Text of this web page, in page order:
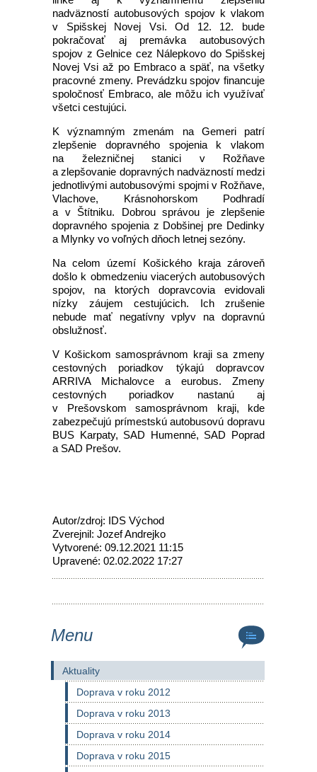
nadväzností autobusových spojov k vlakom
v Spišskej Novej Vsi. Od 12. 12. bude
pokračovať aj premávka autobusových
spojov z Gelnice cez Nálepkovo do Spišskej
Novej Vsi až po Embraco a späť, na všetky
pracovné zmeny. Prevádzku spojov financuje
spoločnosť Embraco, ale môžu ich využívať
všetci cestujúci.
K významným zmenám na Gemeri patrí
zlepšenie dopravného spojenia k vlakom
na železničnej stanici v Rožňave
a zlepšovanie dopravných nadväzností medzi
jednotlivými autobusovými spojmi v Rožňave,
Vlachove, Krásnohorskom Podhradí
a v Štítniku. Dobrou správou je zlepšenie
dopravného spojenia z Dobšinej pre Dedinky
a Mlynky vo voľných dňoch letnej sezóny.
Na celom území Košického kraja zároveň
došlo k obmedzeniu viacerých autobusových
spojov, na ktorých dopravcovia evidovali
nízky záujem cestujúcich. Ich zrušenie
nebude mať negatívny vplyv na dopravnú
obslužnosť.
V Košickom samosprávnom kraji sa zmeny
cestovných poriadkov týkajú dopravcov
ARRIVA Michalovce a eurobus. Zmeny
cestovných poriadkov nastanú aj
v Prešovskom samosprávnom kraji, kde
zabezpečujú prímestskú autobusovú dopravu
BUS Karpaty, SAD Humenné, SAD Poprad
a SAD Prešov.
Autor/zdroj: IDS Východ
Zverejnil: Jozef Andrejko
Vytvorené: 09.12.2021 11:15
Upravené: 02.02.2022 17:27
Menu
Aktuality
Doprava v roku 2012
Doprava v roku 2013
Doprava v roku 2014
Doprava v roku 2015